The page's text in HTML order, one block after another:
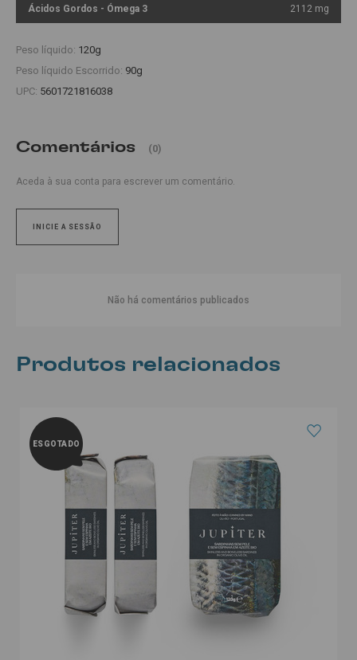
Ácidos Gordos - Ómega 3 2112 mg
Peso líquido: 120g
Peso líquido Escorrido: 90g
UPC: 5601721816038
Comentários (0)
Aceda à sua conta para escrever um comentário.
INICIE A SESSÃO
Não há comentários publicados
Produtos relacionados
ESGOTADO